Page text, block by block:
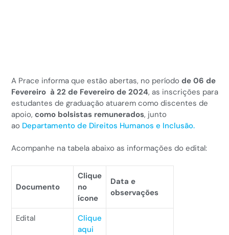
A Prace informa que estão abertas, no períodode 06 de
Fevereiro à 22 de Fevereiro de 2024, as inscrições para
estudantes de graduação atuarem como discentes de
apoio,como bolsistas remunerados, junto
ao Departamento de Direitos Humanos e Inclusão.
Acompanhe na tabela abaixo as informações do edital:
Documento
Clique
no
ícone
Data e
observações
Edital
Clique
aqui